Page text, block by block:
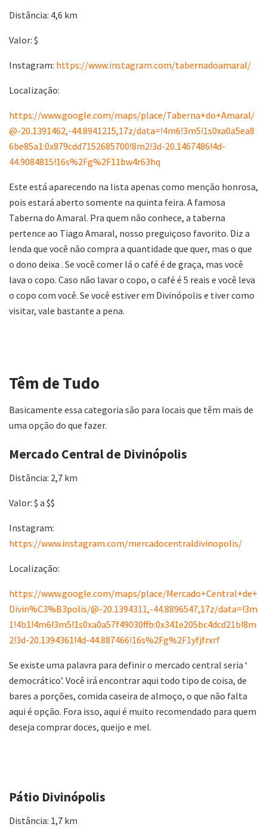
Distância: 4,6 km
Valor: $
Instagram: https://www.instagram.com/tabernadoamaral/
Localização:
https://www.google.com/maps/place/Taberna+do+Amaral/
@-20.1391462,-44.8941215,17z/data=!4m6!3m5!1s0xa0a5ea8
6be85a1:0x879cdd7152685700!8m2!3d-20.1467486!4d-
44.9084815!16s%2Fg%2F11bw4r63hq
Este está aparecendo na lista apenas como menção honrosa,
pois estará aberto somente na quinta feira. A famosa
Taberna do Amaral. Pra quem não conhece, a taberna
pertence ao Tiago Amaral, nosso preguiçoso favorito. Diz a
lenda que você não compra a quantidade que quer, mas o que
o dono deixa . Se você comer lá o café é de graça, mas você
lava o copo. Caso não lavar o copo, o café é 5 reais e você leva
o copo com você. Se você estiver em Divinópolis e tiver como
visitar, vale bastante a pena.
Têm de Tudo
Basicamente essa categoria são para locais que têm mais de
uma opção do que fazer.
Mercado Central de Divinópolis
Distância: 2,7 km
Valor: $ a $$
Instagram:
https://www.instagram.com/mercadocentraldivinopolis/
Localização:
https://www.google.com/maps/place/Mercado+Central+de+
Divin%C3%B3polis/@-20.1394311,-44.8896547,17z/data=!3m
1!4b1!4m6!3m5!1s0xa0a57f49030ffb:0x341e205bc4dcd21b!8m
2!3d-20.1394361!4d-44.887466!16s%2Fg%2F1yfjfrxrf
Se existe uma palavra para definir o mercado central seria ‘
democrático’. Você irá encontrar aqui todo tipo de coisa, de
bares a porções, comida caseira de almoço, o que não falta
aqui é opção. Fora isso, aqui é muito recomendado para quem
deseja comprar doces, queijo e mel.
Pátio Divinópolis
Distância: 1,7 km